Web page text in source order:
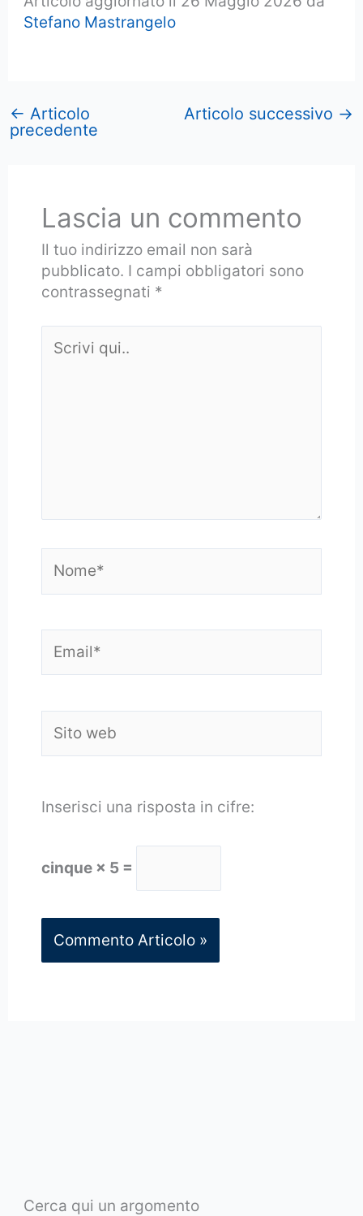
Stefano Mastrangelo
← Articolo
precedente
Articolo successivo →
Lascia un commento
Il tuo indirizzo email non sarà
pubblicato. I campi obbligatori sono
contrassegnati *
qui..
web
Inserisci una risposta in cifre:
cinque × 5 =
Cerca qui un argomento